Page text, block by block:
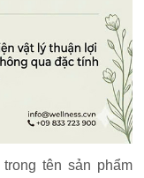
tên sản phẩm